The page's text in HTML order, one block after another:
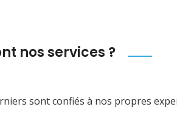
nos services ?
sont confiés à nos propres